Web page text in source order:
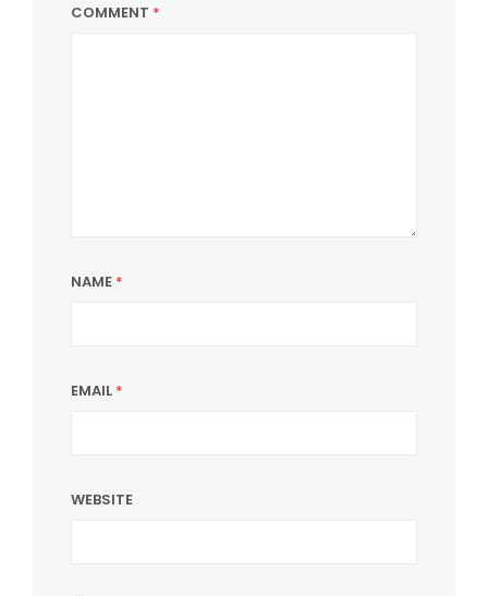
COMMENT *
NAME *
EMAIL *
WEBSITE